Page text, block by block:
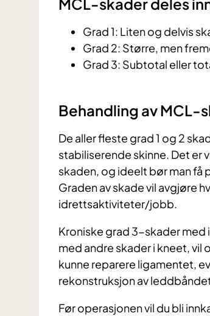
MCL-skader deles
Grad 1: Liten og delvis
Grad 2: Større, men
Grad 3: Subtotal eller
Behandling av MCL-
De aller fleste grad 1 og 2
stabiliserende skinne. Det er
skaden, og ideelt bør man få
Graden av skade vil avgjøre
idrettsaktiviteter/jobb.
Kroniske grad 3-skader
med andre skader i kneet, vil
kunne reparere ligamentet,
rekonstruksjon av
Før operasjonen vil du bli